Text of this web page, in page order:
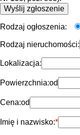
Rodzaj ogłoszenia:
Rodzaj nieruchomości:
Lokalizacja:
Powierzchnia:od
Cena:od
Imię i nazwisko: